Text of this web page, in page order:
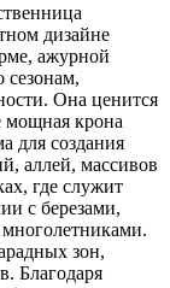
дизайне
ажурной
Она ценится
мощная крона
для создания
аллей, массивов
где служит
с березами,
зон,
Благодаря